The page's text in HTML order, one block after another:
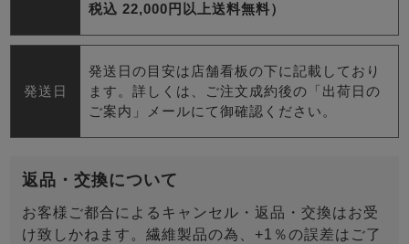
税込 22,000円以上送料無料）
発送日
発送日の目安は店舗看板の下に記載しており
ます。詳しくは、ご注文成約後の「出荷日の
ご案内」メールにて御確認ください。
返品・交換について
お客様ご都合によるキャンセル・返品・交換はお受
け致しかねます。繊維製品の為、+1％の誤差はご了